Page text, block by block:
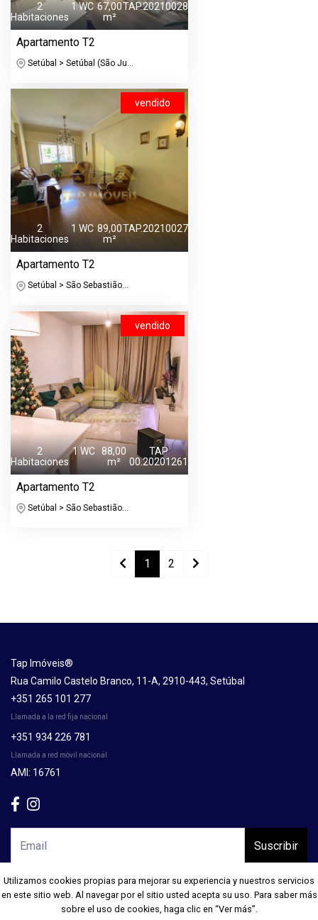
Utilizamos cookies propias para mejorar su experiencia y nuestros servicios
en este sitio web. Al navegar por el sitio usted acepta su uso. Para saber más
sobre el uso de cookies, haga clic en “Ver más”.
2
Habitaciones
1 WC 67,00
m²
TAP.20210028
Apartamento T2
Setúbal > Setúbal (São Ju...
vendido
2
Habitaciones
1 WC 89,00
m²
TAP.20210027
Apartamento T2
Setúbal > São Sebastião...
vendido
2
Habitaciones
1 WC 88,00
m²
TAP
00.20201261
Apartamento T2
Setúbal > São Sebastião...
1 2
Tap Imóveis®
Rua Camilo Castelo Branco, 11-A, 2910-443, Setúbal
+351 265 101 277
Llamada a la red fija nacional
+351 934 226 781
Llamada a red móvil nacional
AMI: 16761
Suscribir
Utilizamos cookies propias para mejorar su experiencia y nuestros servicios
en este sitio web. Al navegar por el sitio usted acepta su uso. Para saber más
sobre el uso de cookies, haga clic en “Ver más”.